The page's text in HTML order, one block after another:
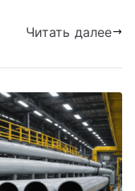
Читать далее